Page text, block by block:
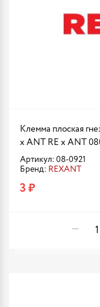
Клемма плоская
x ANT RE x ANT
Артикул: 08-0921
Бренд: REXANT
3 ₽